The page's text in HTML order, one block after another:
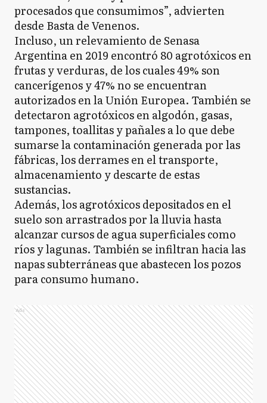
procesados que consumimos”, advierten
desde Basta de Venenos.
Incluso, un relevamiento de Senasa
Argentina en 2019 encontró 80 agrotóxicos en
frutas y verduras, de los cuales 49% son
cancerígenos y 47% no se encuentran
autorizados en la Unión Europea. También se
detectaron agrotóxicos en algodón, gasas,
tampones, toallitas y pañales a lo que debe
sumarse la contaminación generada por las
fábricas, los derrames en el transporte,
almacenamiento y descarte de estas
sustancias.
Además, los agrotóxicos depositados en el
suelo son arrastrados por la lluvia hasta
alcanzar cursos de agua superficiales como
ríos y lagunas. También se infiltran hacia las
napas subterráneas que abastecen los pozos
para consumo humano.
Ads